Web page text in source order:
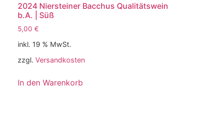
2024 Niersteiner Bacchus Qualitätswein
b.A. | Süß
5,00 €
inkl. 19 % MwSt.
zzgl. Versandkosten
In den Warenkorb